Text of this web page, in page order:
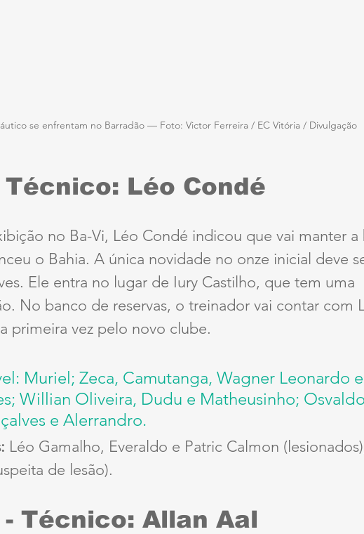
se enfrentam no Barradão — Foto: Victor Ferreira / EC Vitória / Divulgação
Léo Condé
no Ba-Vi, Léo Condé indicou que vai manter a
o Bahia. A única novidade no onze inicial deve
Ele entra no lugar de Iury Castilho, que tem uma
No banco de reservas, o treinador vai contar com
primeira vez pelo novo clube.
Muriel; Zeca, Camutanga, Wagner Leonardo e
Willian Oliveira, Dudu e Matheusinho;
e Alerrandro.
Léo Gamalho, Everaldo e Patric Calmon
de lesão).
Técnico: Allan Aal